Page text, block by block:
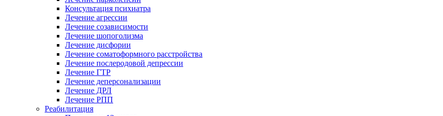
Консультация психиатра
Лечение агрессии
Лечение созависимости
Лечение шопоголизма
Лечение дисфории
Лечение соматоформного расстройства
Лечение послеродовой депрессии
Лечение ГТР
Лечение деперсонализации
Лечение ДРЛ
Лечение РПП
Реабилитация